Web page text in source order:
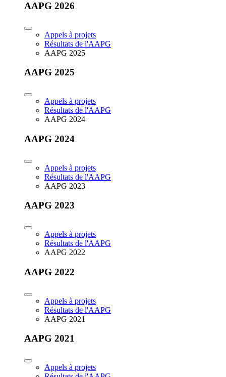
AAPG 2026
Appels à projets
Résultats de l'AAPG
AAPG 2025
AAPG 2025
Appels à projets
Résultats de l'AAPG
AAPG 2024
AAPG 2024
Appels à projets
Résultats de l'AAPG
AAPG 2023
AAPG 2023
Appels à projets
Résultats de l'AAPG
AAPG 2022
AAPG 2022
Appels à projets
Résultats de l'AAPG
AAPG 2021
AAPG 2021
Appels à projets